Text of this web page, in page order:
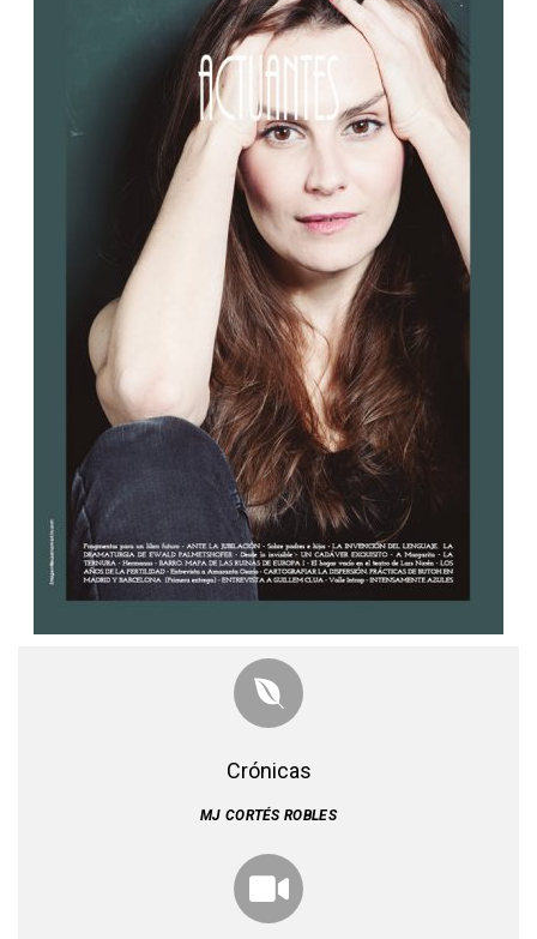
Crónicas
MJ CORTÉS ROBLES